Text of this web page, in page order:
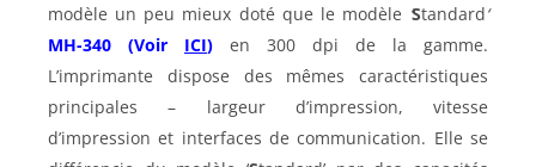
modèle un peu mieux doté que le modèle Standard
MH-340 (Voir ICI) en 300 dpi de la gamme.
L’imprimante dispose des mêmes caractéristiques
principales – largeur d’impression, vitesse
d’impression et interfaces de communication. Elle se